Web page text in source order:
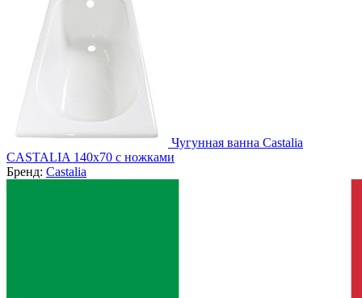
Чугунная ванна Castalia
CASTALIA 140x70 с ножками
Бренд: Castalia